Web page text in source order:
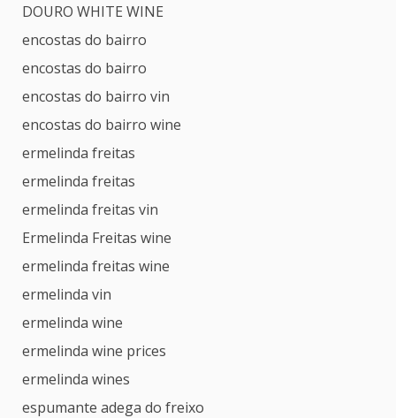
DOURO WHITE WINE
encostas do bairro
encostas do bairro
encostas do bairro vin
encostas do bairro wine
ermelinda freitas
ermelinda freitas
ermelinda freitas vin
Ermelinda Freitas wine
ermelinda freitas wine
ermelinda vin
ermelinda wine
ermelinda wine prices
ermelinda wines
espumante adega do freixo